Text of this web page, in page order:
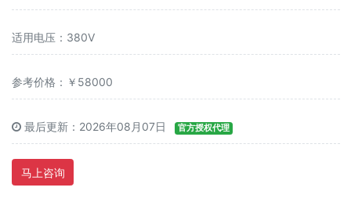
适用电压：380V
参考价格：￥58000
最后更新：2026年08月07日 官方授权代理
马上咨询